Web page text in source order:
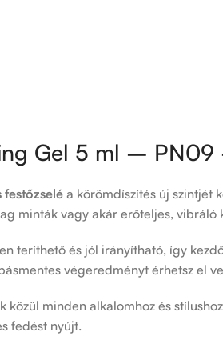
Gel 5 ml –
festőzselé a körömdíszítés új szintjét
minták vagy akár erőteljes, vibráló
teríthető és jól irányítható, így
végeredményt érhetsz el
közül minden alkalomhoz és
fedést nyújt.